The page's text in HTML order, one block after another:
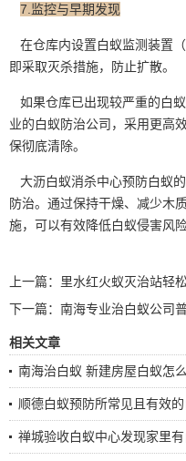
7.监控与早期发现
在仓库内设置白蚁监测装置
即采取灭杀措施，防止扩散。
如果仓库已出现较严重的白
业的白蚁防治公司，采用更高
保彻底清除。
大沥白蚁消杀中心预防白蚁
防治。通过保持干燥、减少木
施，可以有效降低白蚁侵害风
上一篇： 里水红火蚁灭治站轻
下一篇： 南海专业治白蚁公司
相关文章
南海治白蚁 新建房屋白蚁怎
顺德白蚁预防所常见且有效
禅城验收白蚁中心发现家里